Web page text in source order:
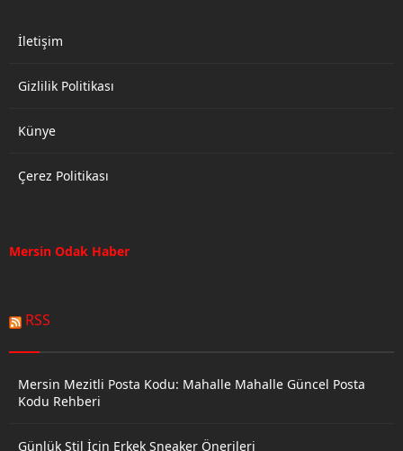
bin gemiyi denetleyen
İletişim
Gizlilik Politikası
Künye
Çerez Politikası
Mersin Odak Haber
RSS
Mersin Mezitli Posta Kodu: Mahalle Mahalle Güncel Posta
Kodu Rehberi
Günlük Stil İçin Erkek Sneaker Önerileri